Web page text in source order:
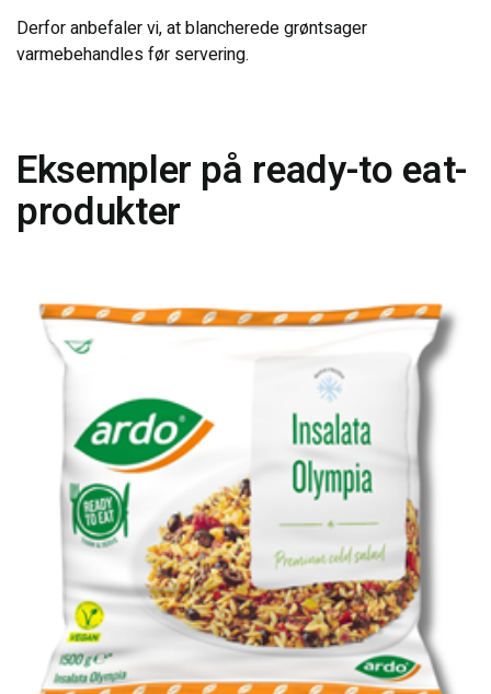
Derfor anbefaler vi, at blancherede grøntsager
varmebehandles før servering.
Eksempler på ready-to eat-
produkter